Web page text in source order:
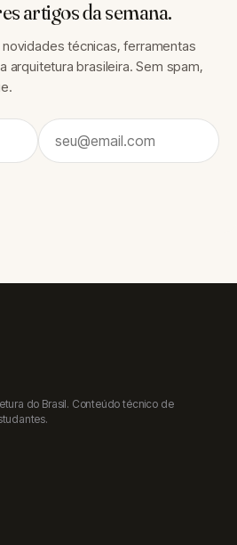
artigos da semana.
técnicas, ferramentas
arquitetura brasileira. Sem spam,
do Brasil. Conteúdo técnico de